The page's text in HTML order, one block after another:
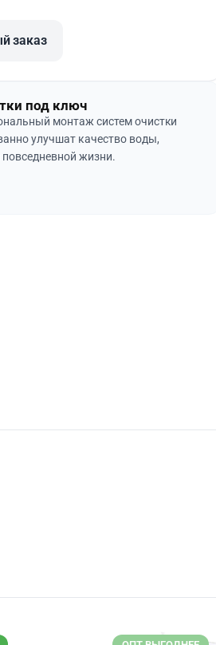
заказ
под ключ
монтаж систем очистки
улучшат качество воды,
жизни.